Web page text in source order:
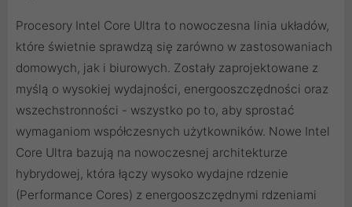
Procesory Intel Core Ultra to nowoczesna linia układów,
które świetnie sprawdzą się zarówno w zastosowaniach
domowych, jak i biurowych. Zostały zaprojektowane z
myślą o wysokiej wydajności, energooszczędności oraz
wszechstronności - wszystko po to, aby sprostać
wymaganiom współczesnych użytkowników. Nowe Intel
Core Ultra bazują na nowoczesnej architekturze
hybrydowej, która łączy wysoko wydajne rdzenie
(Performance Cores) z energooszczędnymi rdzeniami